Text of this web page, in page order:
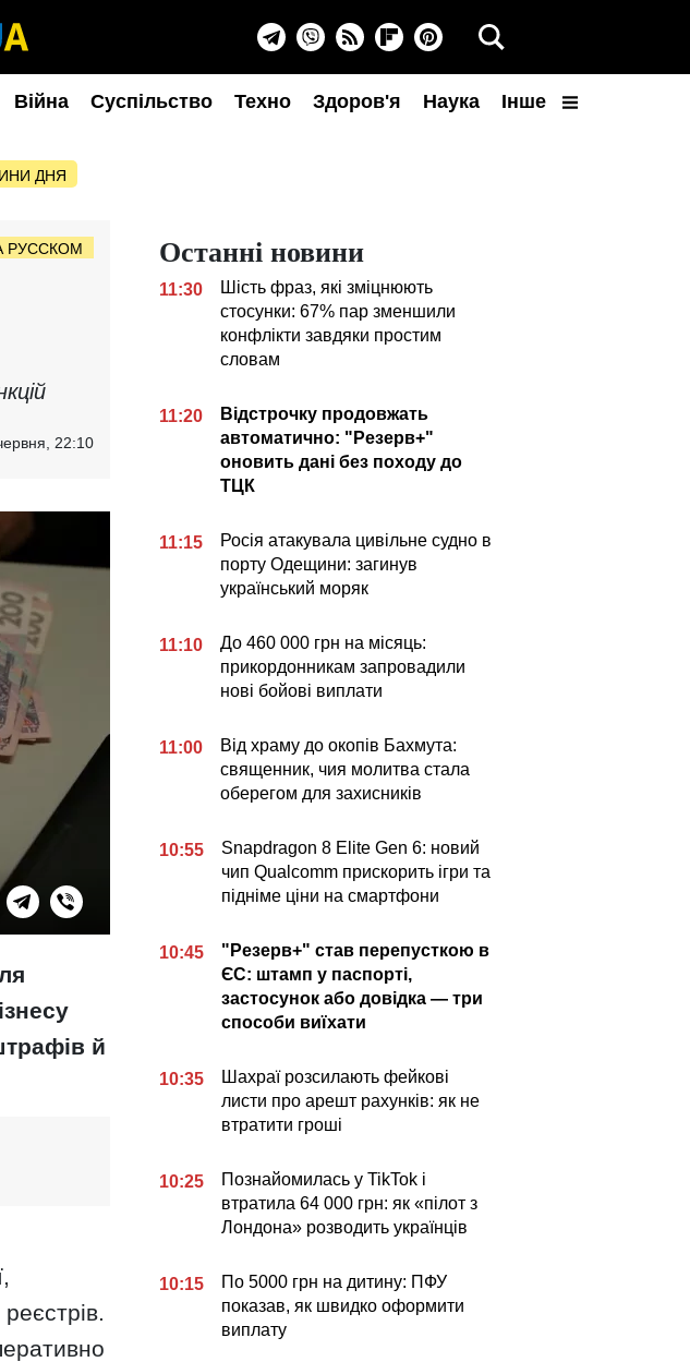
Війна Суспільство Техно Здоров'я Наука Інше
ДНЯ
РУССКОМ
22:10
й
Останні новини
11:30
Шість фраз, які зміцнюють
стосунки: 67% пар зменшили
конфлікти завдяки простим
словам
11:20
Відстрочку продовжать
автоматично: "Резерв+"
оновить дані без походу до
ТЦК
11:15
Росія атакувала цивільне судно в
порту Одещини: загинув
український моряк
11:10
До 460 000 грн на місяць:
прикордонникам запровадили
нові бойові виплати
11:00
Від храму до окопів Бахмута:
священник, чия молитва стала
оберегом для захисників
10:55
Snapdragon 8 Elite Gen 6: новий
чип Qualcomm прискорить ігри та
підніме ціни на смартфони
10:45
"Резерв+" став перепусткою в
ЄС: штамп у паспорті,
застосунок або довідка — три
способи виїхати
10:35
Шахраї розсилають фейкові
листи про арешт рахунків: як не
втратити гроші
10:25
Познайомилась у TikTok і
втратила 64 000 грн: як «пілот з
Лондона» розводить українців
10:15
По 5000 грн на дитину: ПФУ
показав, як швидко оформити
виплату